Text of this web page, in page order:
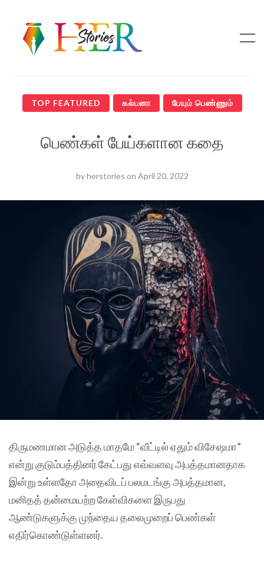
TOP FEATURED கல்பனா பேயும் பெண்ணும்
பெண்கள் பேய்களான கதை
byherstories on April 20, 2022
திருமணமான அடுத்த மாதமே “வீட்டில் ஏதும் விசேஷமா”
என்று குடும்பத்தினர் கேட்பது எவ்வளவு அபத்தமானதாக
இன்று உள்ளதோ அதைவிடப் பலமடங்கு அபத்தமான,
மனிதத் தன்மையற்ற கேள்விகளை இருபது
ஆண்டுகளுக்கு முந்தைய தலைமுறைப் பெண்கள்
எதிர்கொண்டுள்ளனர்.